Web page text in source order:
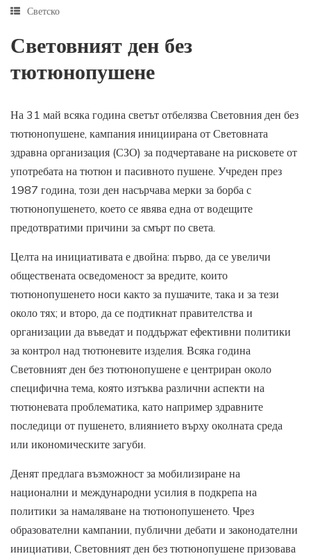
Светско
Световният ден без
тютюнопушене
На 31 май всяка година светът отбелязва Световния ден без
тютюнопушене, кампания инициирана от Световната
здравна организация (СЗО) за подчертаване на рисковете от
употребата на тютюн и пасивното пушене. Учреден през
1987 година, този ден насърчава мерки за борба с
тютюнопушенето, което се явява една от водещите
предотвратими причини за смърт по света.
Целта на инициативата е двойна: първо, да се увеличи
обществената осведоменост за вредите, които
тютюнопушенето носи както за пушачите, така и за тези
около тях; и второ, да се подтикнат правителства и
организации да въведат и поддържат ефективни политики
за контрол над тютюневите изделия. Всяка година
Световният ден без тютюнопушене е центриран около
специфична тема, която изтъква различни аспекти на
тютюневата проблематика, като например здравните
последици от пушенето, влиянието върху околната среда
или икономическите загуби.
Денят предлага възможност за мобилизиране на
национални и международни усилия в подкрепа на
политики за намаляване на тютюнопушенето. Чрез
образователни кампании, публични дебати и законодателни
инициативи, Световният ден без тютюнопушене призовава